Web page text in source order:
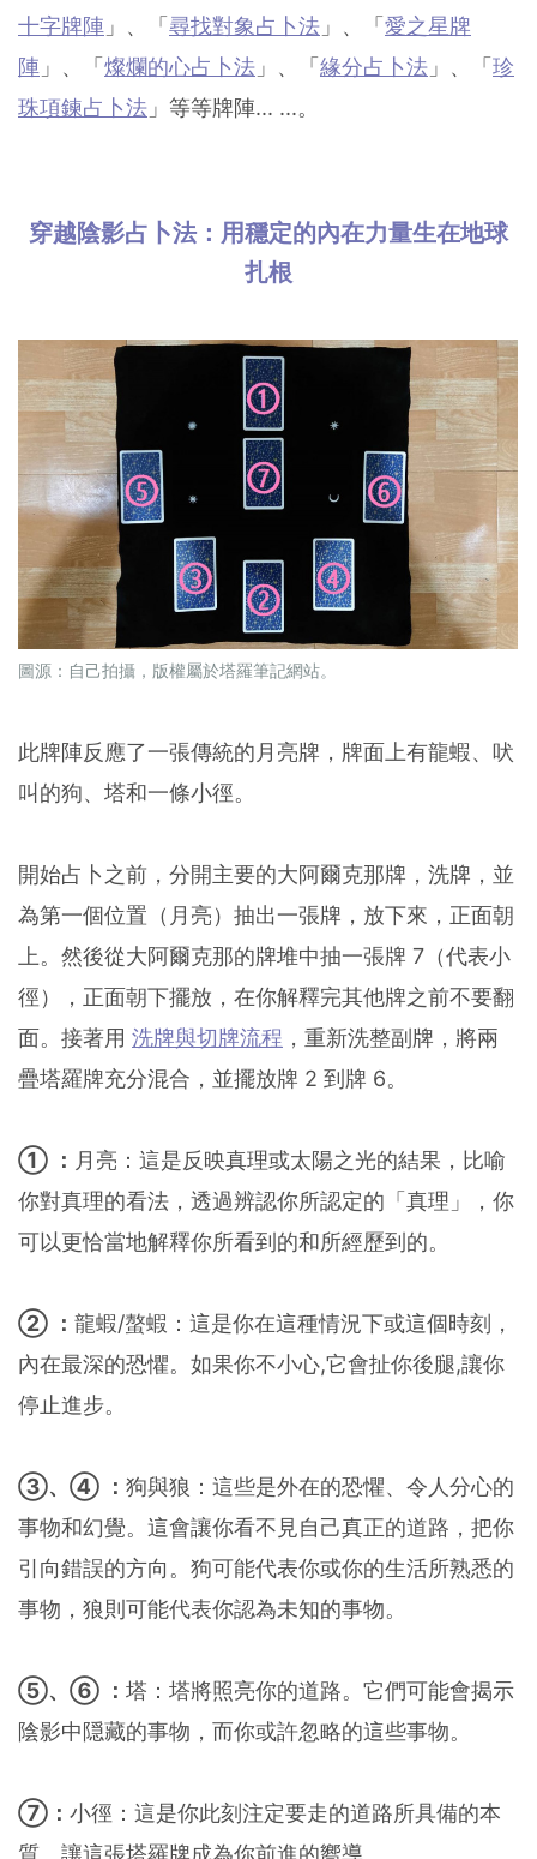
十字牌陣 」、「 尋找對象占卜法 」、「 愛之星牌
陣 」、「 燦爛的心占卜法 」、「 緣分占卜法 」、「 珍
珠項鍊占卜法 」等等牌陣... ...。
穿越陰影占卜法：用穩定的內在力量生在地球
扎根
圖源：自己拍攝，版權屬於塔羅筆記網站。
此牌陣反應了一張傳統的月亮牌，牌面上有龍蝦、吠
叫的狗、塔和一條小徑。
開始占卜之前，分開主要的大阿爾克那牌，洗牌，並
為第一個位置（月亮）抽出一張牌，放下來，正面朝
上。然後從大阿爾克那的牌堆中抽一張牌 7（代表小
徑），正面朝下擺放，在你解釋完其他牌之前不要翻
面。接著用 洗牌與切牌流程 ，重新洗整副牌，將兩
疊塔羅牌充分混合，並擺放牌 2 到牌 6。
① ： 月亮：這是反映真理或太陽之光的結果，比喻
你對真理的看法，透過辨認你所認定的「真理」，你
可以更恰當地解釋你所看到的和所經歷到的。
② ： 龍蝦/螯蝦：這是你在這種情況下或這個時刻，
內在最深的恐懼。如果你不小心,它會扯你後腿,讓你
停止進步。
③、④ ： 狗與狼：這些是外在的恐懼、令人分心的
事物和幻覺。這會讓你看不見自己真正的道路，把你
引向錯誤的方向。狗可能代表你或你的生活所熟悉的
事物，狼則可能代表你認為未知的事物。
⑤、⑥ ： 塔：塔將照亮你的道路。它們可能會揭示
陰影中隠藏的事物，而你或許忽略的這些事物。
⑦： 小徑：這是你此刻注定要走的道路所具備的本
質。讓這張塔羅牌成為你前進的嚮導。